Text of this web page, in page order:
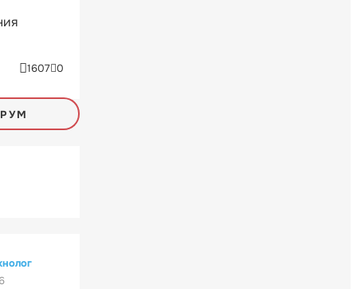
1607 0